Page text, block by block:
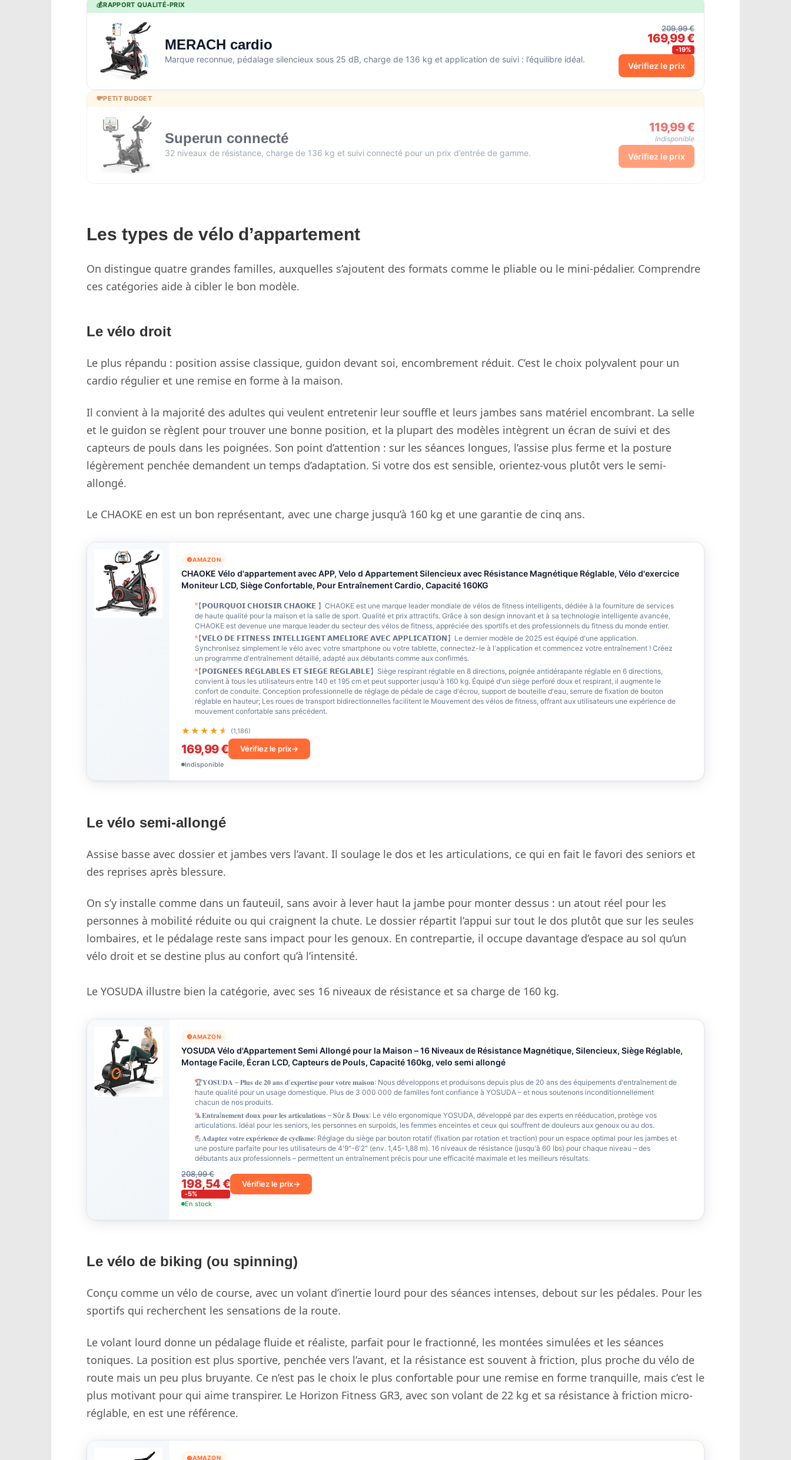
💰RAPPORT QUALITÉ-PRIX
MERACH cardio
Marque reconnue, pédalage silencieux sous 25 dB, charge de 136 kg et application de suivi : l’équilibre idéal.
209,99 €
169,99 €
-19%
Vérifiez le prix
💸PETIT BUDGET
Superun connecté
32 niveaux de résistance, charge de 136 kg et suivi connecté pour un prix d’entrée de gamme.
119,99 €
Indisponible
Vérifiez le prix
Les types de vélo d’appartement
On distingue quatre grandes familles, auxquelles s’ajoutent des formats comme le pliable ou le mini-pédalier. Comprendre
ces catégories aide à cibler le bon modèle.
Le vélo droit
Le plus répandu : position assise classique, guidon devant soi, encombrement réduit. C’est le choix polyvalent pour un
cardio régulier et une remise en forme à la maison.
Il convient à la majorité des adultes qui veulent entretenir leur souffle et leurs jambes sans matériel encombrant. La selle
et le guidon se règlent pour trouver une bonne position, et la plupart des modèles intègrent un écran de suivi et des
capteurs de pouls dans les poignées. Son point d’attention : sur les séances longues, l’assise plus ferme et la posture
légèrement penchée demandent un temps d’adaptation. Si votre dos est sensible, orientez-vous plutôt vers le semi-
allongé.
Le CHAOKE en est un bon représentant, avec une charge jusqu’à 160 kg et une garantie de cinq ans.
AMAZON
CHAOKE Vélo d'appartement avec APP, Velo d Appartement Silencieux avec Résistance Magnétique Réglable, Vélo d'exercice
Moniteur LCD, Siège Confortable, Pour Entraînement Cardio, Capacité 160KG
【𝗣𝗢𝗨𝗥𝗤𝗨𝗢𝗜 𝗖𝗛𝗢𝗜𝗦𝗜𝗥 𝗖𝗛𝗔𝗢𝗞𝗘 】CHAOKE est une marque leader mondiale de vélos de fitness intelligents, dédiée à la fourniture de services
de haute qualité pour la maison et la salle de sport. Qualité et prix attractifs. Grâce à son design innovant et à sa technologie intelligente avancée,
CHAOKE est devenue une marque leader du secteur des vélos de fitness, appréciée des sportifs et des professionnels du fitness du monde entier.
【𝗩𝗘́𝗟𝗢 𝗗𝗘 𝗙𝗜𝗧𝗡𝗘𝗦𝗦 𝗜𝗡𝗧𝗘𝗟𝗟𝗜𝗚𝗘𝗡𝗧 𝗔𝗠𝗘́𝗟𝗜𝗢𝗥𝗘́ 𝗔𝗩𝗘𝗖 𝗔𝗣𝗣𝗟𝗜𝗖𝗔𝗧𝗜𝗢𝗡】Le dernier modèle de 2025 est équipé d'une application.
Synchronisez simplement le vélo avec votre smartphone ou votre tablette, connectez-le à l'application et commencez votre entraînement ! Créez
un programme d'entraînement détaillé, adapté aux débutants comme aux confirmés.
【𝗣𝗢𝗜𝗚𝗡𝗘́𝗘𝗦 𝗥𝗘́𝗚𝗟𝗔𝗕𝗟𝗘𝗦 𝗘𝗧 𝗦𝗜𝗘̀𝗚𝗘 𝗥𝗘́𝗚𝗟𝗔𝗕𝗟𝗘】Siège respirant réglable en 8 directions, poignée antidérapante réglable en 6 directions,
convient à tous les utilisateurs entre 140 et 195 cm et peut supporter jusqu'à 160 kg. Équipé d'un siège perforé doux et respirant, il augmente le
confort de conduite. Conception professionnelle de réglage de pédale de cage d'écrou, support de bouteille d'eau, serrure de fixation de bouton
réglable en hauteur; Les roues de transport bidirectionnelles facilitent le Mouvement des vélos de fitness, offrant aux utilisateurs une expérience de
mouvement confortable sans précédent.
★★★★★
★★★★★ (1,186)
169,99 € Vérifiez le prix
Indisponible
Le vélo semi-allongé
Assise basse avec dossier et jambes vers l’avant. Il soulage le dos et les articulations, ce qui en fait le favori des seniors et
des reprises après blessure.
On s’y installe comme dans un fauteuil, sans avoir à lever haut la jambe pour monter dessus : un atout réel pour les
personnes à mobilité réduite ou qui craignent la chute. Le dossier répartit l’appui sur tout le dos plutôt que sur les seules
lombaires, et le pédalage reste sans impact pour les genoux. En contrepartie, il occupe davantage d’espace au sol qu’un
vélo droit et se destine plus au confort qu’à l’intensité.
Le YOSUDA illustre bien la catégorie, avec ses 16 niveaux de résistance et sa charge de 160 kg.
AMAZON
YOSUDA Vélo d'Appartement Semi Allongé pour la Maison – 16 Niveaux de Résistance Magnétique, Silencieux, Siège Réglable,
Montage Facile, Écran LCD, Capteurs de Pouls, Capacité 160kg, velo semi allongé
🏆𝐘𝐎𝐒𝐔𝐃𝐀 – 𝐏𝐥𝐮𝐬 𝐝𝐞 𝟐𝟎 𝐚𝐧𝐬 𝐝'𝐞𝐱𝐩𝐞𝐫𝐭𝐢𝐬𝐞 𝐩𝐨𝐮𝐫 𝐯𝐨𝐭𝐫𝐞 𝐦𝐚𝐢𝐬𝐨𝐧: Nous développons et produisons depuis plus de 20 ans des équipements d'entraînement de
haute qualité pour un usage domestique. Plus de 3 000 000 de familles font confiance à YOSUDA – et nous soutenons inconditionnellement
chacun de nos produits.
🧘‍𝐄𝐧𝐭𝐫𝐚î𝐧𝐞𝐦𝐞𝐧𝐭 𝐝𝐨𝐮𝐱 𝐩𝐨𝐮𝐫 𝐥𝐞𝐬 𝐚𝐫𝐭𝐢𝐜𝐮𝐥𝐚𝐭𝐢𝐨𝐧𝐬 – 𝐒û𝐫 & 𝐃𝐨𝐮𝐱: Le vélo ergonomique YOSUDA, développé par des experts en rééducation, protège vos
articulations. Idéal pour les seniors, les personnes en surpoids, les femmes enceintes et ceux qui souffrent de douleurs aux genoux ou au dos.
💪𝐀𝐝𝐚𝐩𝐭𝐞𝐳 𝐯𝐨𝐭𝐫𝐞 𝐞𝐱𝐩é𝐫𝐢𝐞𝐧𝐜𝐞 𝐝𝐞 𝐜𝐲𝐜𝐥𝐢𝐬𝐦𝐞: Réglage du siège par bouton rotatif (fixation par rotation et traction) pour un espace optimal pour les jambes et
une posture parfaite pour les utilisateurs de 4'9"-6'2" (env. 1,45-1,88 m). 16 niveaux de résistance (jusqu'à 60 lbs) pour chaque niveau – des
débutants aux professionnels – permettent un entraînement précis pour une efficacité maximale et les meilleurs résultats.
208,99 €
198,54 €
-5%
Vérifiez le prix
En stock
Le vélo de biking (ou spinning)
Conçu comme un vélo de course, avec un volant d’inertie lourd pour des séances intenses, debout sur les pédales. Pour les
sportifs qui recherchent les sensations de la route.
Le volant lourd donne un pédalage fluide et réaliste, parfait pour le fractionné, les montées simulées et les séances
toniques. La position est plus sportive, penchée vers l’avant, et la résistance est souvent à friction, plus proche du vélo de
route mais un peu plus bruyante. Ce n’est pas le choix le plus confortable pour une remise en forme tranquille, mais c’est le
plus motivant pour qui aime transpirer. Le Horizon Fitness GR3, avec son volant de 22 kg et sa résistance à friction micro-
réglable, en est une référence.
AMAZON